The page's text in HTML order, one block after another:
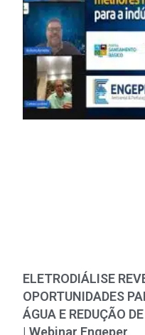
ELETRODIÁLISE
OPORTUNIDADES
ÁGUA E REDUÇÃO